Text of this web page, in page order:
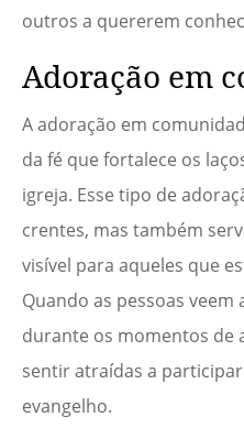
outros a quererem
Adoração em
A adoração em
da fé que fortalece os
igreja. Esse tipo de
crentes, mas também
visível para aqueles que
Quando as pessoas veem
durante os momentos de
sentir atraídas a
evangelho.